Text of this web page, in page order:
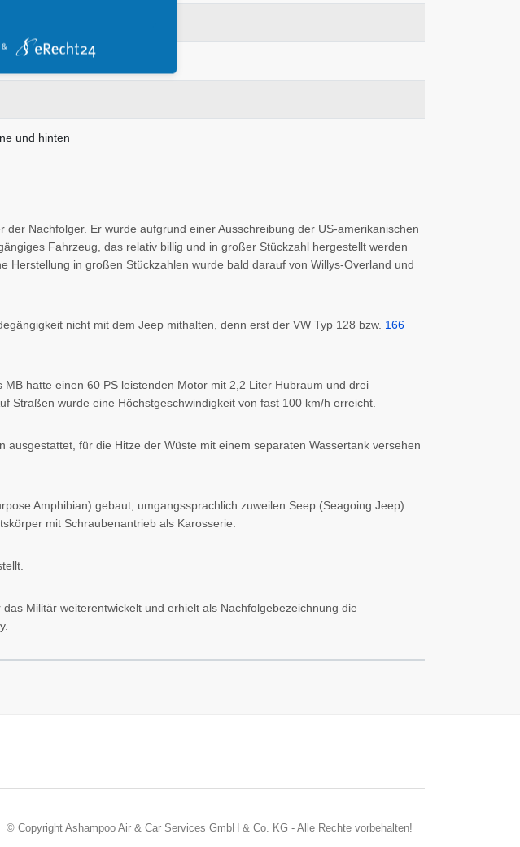
und hinten
Nachfolger. Er wurde aufgrund einer Ausschreibung der US-amerikanischen
Fahrzeug, das relativ billig und in großer Stückzahl hergestellt werden
in großen Stückzahlen wurde bald darauf von Willys-Overland und
nicht mit dem Jeep mithalten, denn erst der VW Typ 128 bzw. 166
hatte einen 60 PS leistenden Motor mit 2,2 Liter Hubraum und drei
Straßen wurde eine Höchstgeschwindigkeit von fast 100 km/h erreicht.
für die Hitze der Wüste mit einem separaten Wassertank versehen
Amphibian) gebaut, umgangssprachlich zuweilen Seep (Seagoing Jeep)
mit Schraubenantrieb als Karosserie.
Militär weiterentwickelt und erhielt als Nachfolgebezeichnung die
© Copyright Ashampoo Air & Car Services GmbH & Co. KG - Alle Rechte vorbehalten!
&